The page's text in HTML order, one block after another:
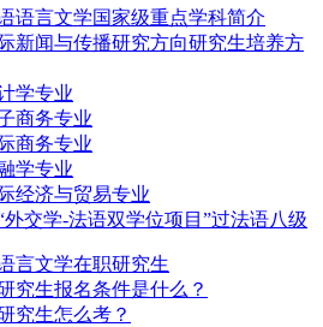
语言文学国家级重点学科简介
新闻与传播研究方向研究生培养方
学专业
商务专业
商务专业
学专业
经济与贸易专业
交学-法语双学位项目”过法语八级
言文学在职研究生
究生报名条件是什么？
究生怎么考？